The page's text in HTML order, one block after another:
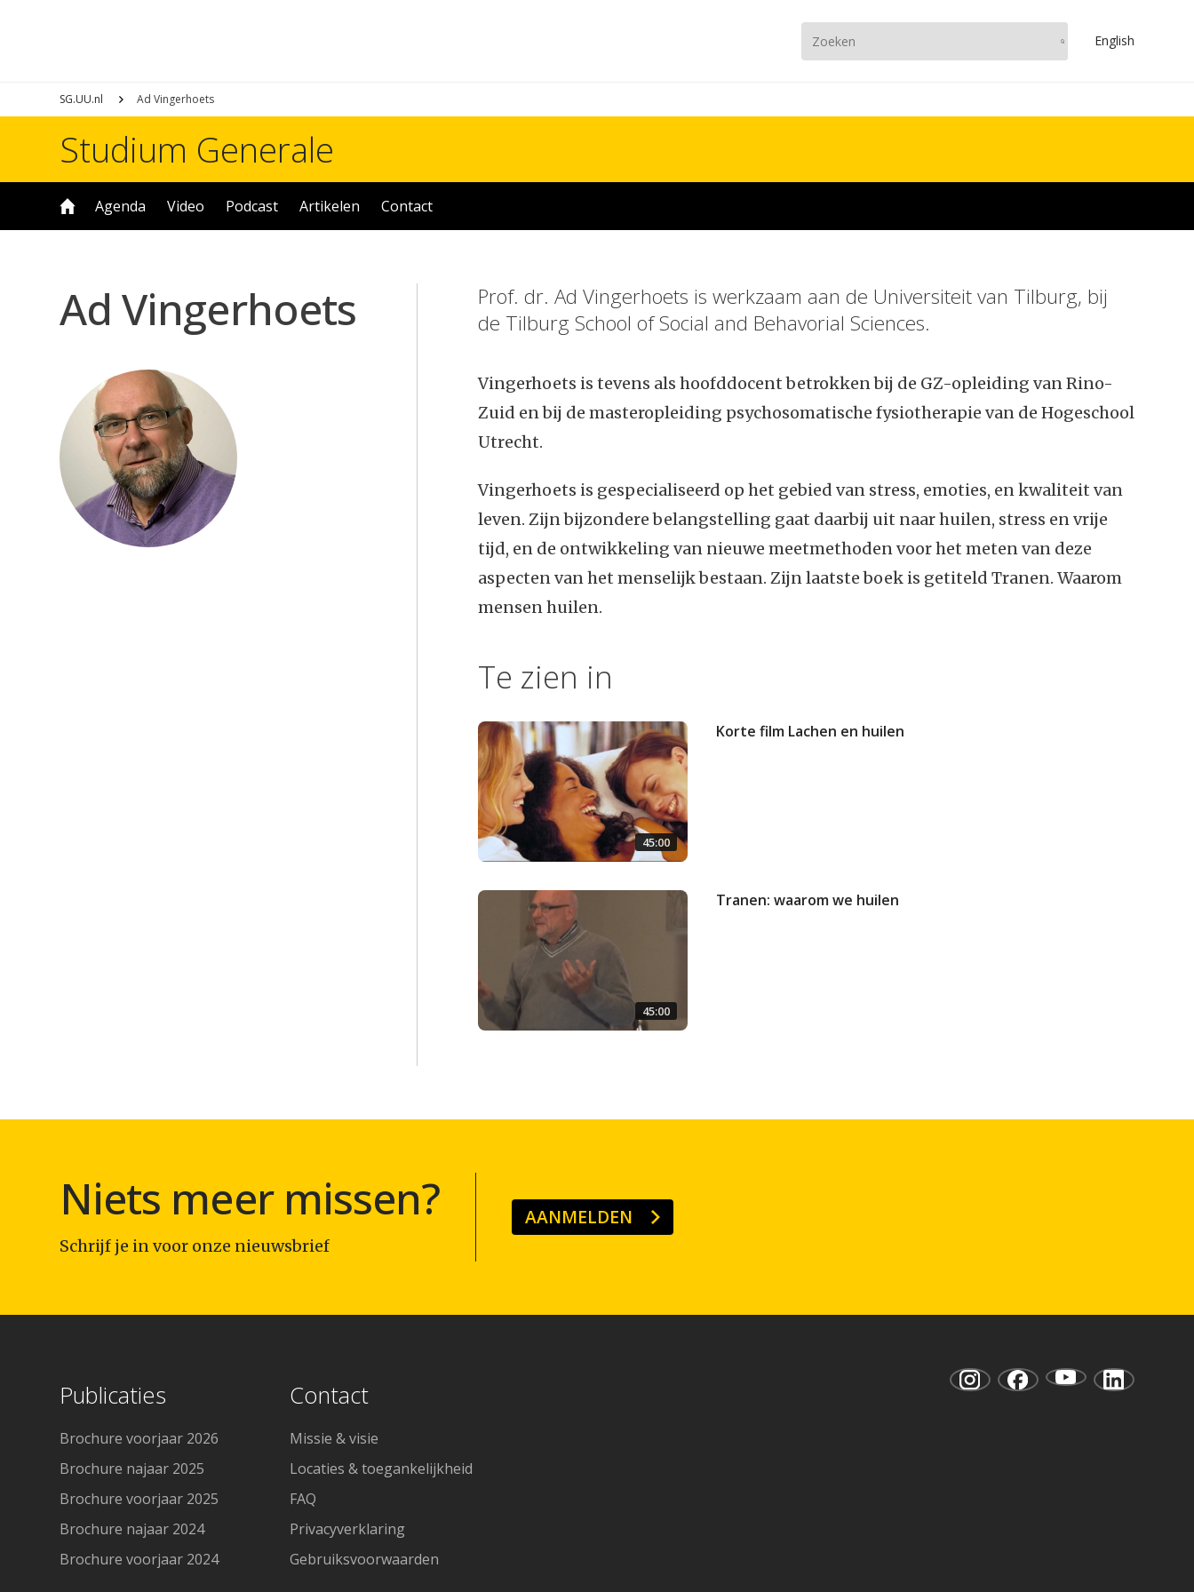
English
SG.UU.nl Ad Vingerhoets
Studium Generale
Agenda Video Podcast Artikelen Contact
Ad Vingerhoets
Prof. dr. Ad Vingerhoets is werkzaam aan de Universiteit van Tilburg, bij
de Tilburg School of Social and Behavorial Sciences.
Vingerhoets is tevens als hoofddocent betrokken bij de GZ-opleiding van Rino-
Zuid en bij de masteropleiding psychosomatische fysiotherapie van de Hogeschool
Utrecht.
Vingerhoets is gespecialiseerd op het gebied van stress, emoties, en kwaliteit van
leven. Zijn bijzondere belangstelling gaat daarbij uit naar huilen, stress en vrije
tijd, en de ontwikkeling van nieuwe meetmethoden voor het meten van deze
aspecten van het menselijk bestaan. Zijn laatste boek is getiteld Tranen. Waarom
mensen huilen.
Te zien in
45:00
Korte film Lachen en huilen
45:00
Tranen: waarom we huilen
Niets meer missen?
Schrijf je in voor onze nieuwsbrief
AANMELDEN
Publicaties
Brochure voorjaar 2026
Brochure najaar 2025
Brochure voorjaar 2025
Brochure najaar 2024
Brochure voorjaar 2024
Contact
Missie & visie
Locaties & toegankelijkheid
FAQ
Privacyverklaring
Gebruiksvoorwaarden